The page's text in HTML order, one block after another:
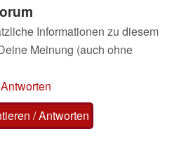
Informationen zu diesem
Meinung (auch ohne
Antworten
/ Antworten